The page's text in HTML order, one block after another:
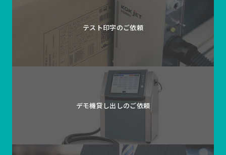
テスト印字のご依頼
デモ機貸し出しのご依頼